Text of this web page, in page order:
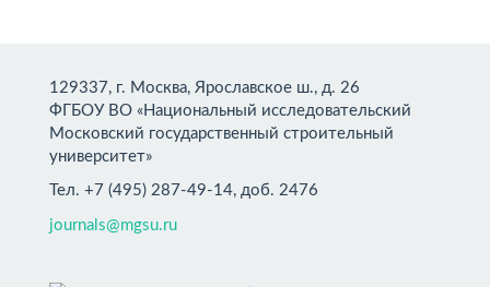
129337, г. Москва, Ярославское ш., д. 26
ФГБОУ ВО «Национальный исследовательский
Московский государственный строительный
университет»
Тел. +7 (495) 287-49-14, доб. 2476
journals@mgsu.ru